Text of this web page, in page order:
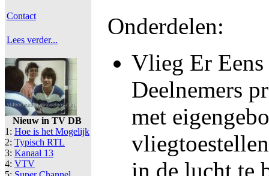
Contact
Lees verder...
Nieuw in TV DB
1: Hoe is het Mogelijk
2: Typisch RTL
3: Kanaal 13
4: VTV
Onderdelen:
Vlieg Er
Deelnemers
met
in de lucht te